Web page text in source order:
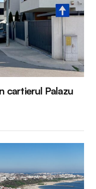
cartierul Palazu